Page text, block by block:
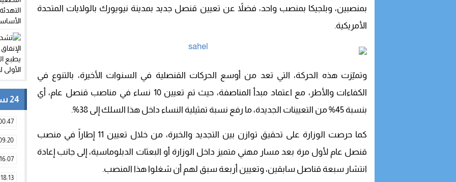
بمنصبين، وبلجيكا بمنصب واحد، فضلاً عن تعيين قنصل جديد بمدينة نيويورك بالولايات المتحدة
الأمريكية.
وتميّزت هذه الحركة، التي تعد من أوسع الحركات القنصلية في السنوات الأخيرة، بالتنوع في
الكفاءات والأطر، مع اعتماد مبدأ المناصفة، حيث تم تعيين 10 نساء في مناصب قنصل عام، أي
بنسبة 45% من التعيينات الجديدة، ما رفع نسبة تمثيلية النساء داخل هذا السلك إلى 38%.
كما حرصت الوزارة على تحقيق توازن بين التجديد والخبرة، من خلال تعيين 11 إطاراً في منصب
قنصل عام لأول مرة بعد مسار مهني متميز داخل الوزارة أو البعثات الدبلوماسية، إلى جانب إعادة
انتشار سبعة قناصل سابقين، وتعيين أربعة سبق لهم أن شغلوا هذا المنصب.
24 ساعة
16:07
18:13